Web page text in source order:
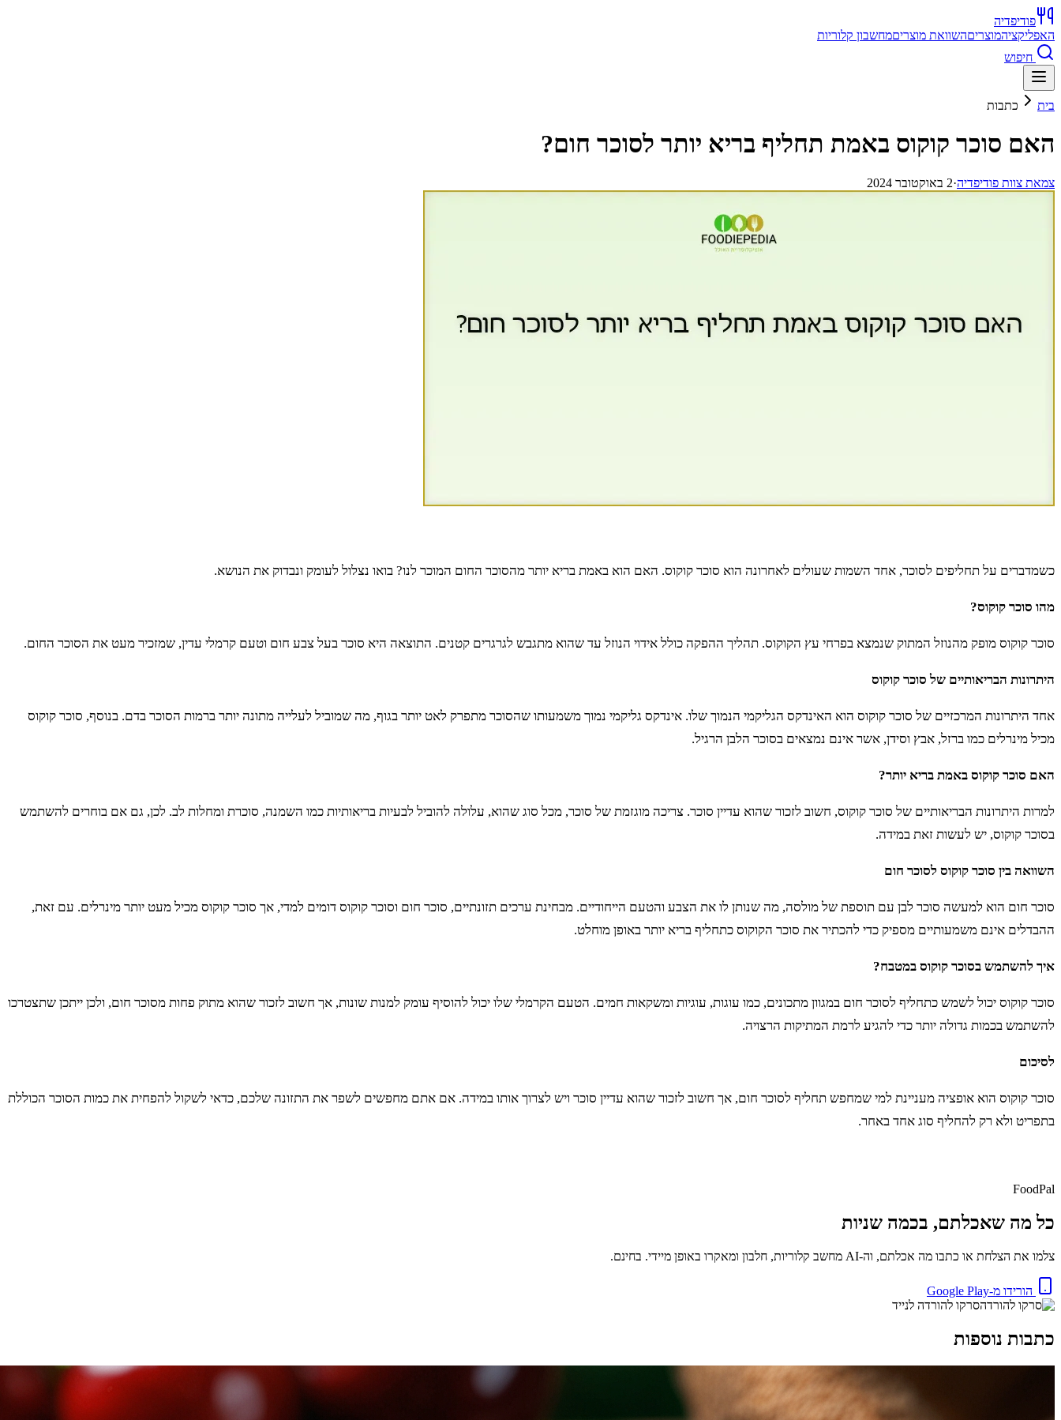
פודיפדיה
האפליקציהמוצריםהשוואת מוצריםמחשבון קלוריות
חיפוש
בית כתבות
האם סוכר קוקוס באמת תחליף בריא יותר לסוכר חום?
צמאת צוות פודיפדיה·2 באוקטובר 2024
כשמדברים על תחליפים לסוכר, אחד השמות שעולים לאחרונה הוא סוכר קוקוס. האם הוא באמת בריא יותר מהסוכר החום המוכר לנו? בואו נצלול לעומק ונבדוק את הנושא.
מהו סוכר קוקוס?
סוכר קוקוס מופק מהנוזל המתוק שנמצא בפרחי עץ הקוקוס. תהליך ההפקה כולל אידוי הנוזל עד שהוא מתגבש לגרגרים קטנים. התוצאה היא סוכר בעל צבע חום וטעם קרמלי עדין, שמזכיר מעט את הסוכר החום.
היתרונות הבריאותיים של סוכר קוקוס
אחד היתרונות המרכזיים של סוכר קוקוס הוא האינדקס הגליקמי הנמוך שלו. אינדקס גליקמי נמוך משמעותו שהסוכר מתפרק לאט יותר בגוף, מה שמוביל לעלייה מתונה יותר ברמות הסוכר בדם. בנוסף, סוכר קוקוס
מכיל מינרלים כמו ברזל, אבץ וסידן, אשר אינם נמצאים בסוכר הלבן הרגיל.
האם סוכר קוקוס באמת בריא יותר?
למרות היתרונות הבריאותיים של סוכר קוקוס, חשוב לזכור שהוא עדיין סוכר. צריכה מוגזמת של סוכר, מכל סוג שהוא, עלולה להוביל לבעיות בריאותיות כמו השמנה, סוכרת ומחלות לב. לכן, גם אם בוחרים להשתמש
בסוכר קוקוס, יש לעשות זאת במידה.
השוואה בין סוכר קוקוס לסוכר חום
סוכר חום הוא למעשה סוכר לבן עם תוספת של מולסה, מה שנותן לו את הצבע והטעם הייחודיים. מבחינת ערכים תזונתיים, סוכר חום וסוכר קוקוס דומים למדי, אך סוכר קוקוס מכיל מעט יותר מינרלים. עם זאת,
ההבדלים אינם משמעותיים מספיק כדי להכתיר את סוכר הקוקוס כתחליף בריא יותר באופן מוחלט.
איך להשתמש בסוכר קוקוס במטבח?
סוכר קוקוס יכול לשמש כתחליף לסוכר חום במגוון מתכונים, כמו עוגות, עוגיות ומשקאות חמים. הטעם הקרמלי שלו יכול להוסיף עומק למנות שונות, אך חשוב לזכור שהוא מתוק פחות מסוכר חום, ולכן ייתכן שתצטרכו
להשתמש בכמות גדולה יותר כדי להגיע לרמת המתיקות הרצויה.
לסיכום
סוכר קוקוס הוא אופציה מעניינת למי שמחפש תחליף לסוכר חום, אך חשוב לזכור שהוא עדיין סוכר ויש לצרוך אותו במידה. אם אתם מחפשים לשפר את התזונה שלכם, כדאי לשקול להפחית את כמות הסוכר הכוללת
בתפריט ולא רק להחליף סוג אחד באחר.
FoodPal
כל מה שאכלתם, בכמה שניות
צלמו את הצלחת או כתבו מה אכלתם, וה-AI מחשב קלוריות, חלבון ומאקרו באופן מיידי. בחינם.
הורידו מ-Google Play
סרקו להורדה לנייד
כתבות נוספות